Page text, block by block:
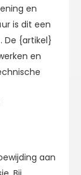
en
is dit een
De {artikel}
en
aan